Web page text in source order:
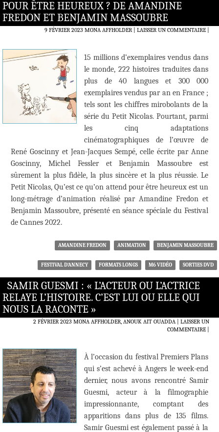
POUR ÊTRE HEUREUX ? DE AMANDINE
FREDON ET BENJAMIN MASSOUBRE
9 FÉVRIER 2023 MONA AFFHOLDER LAISSER UN COMMENTAIRE|
15 millions d’exemplaires vendus dans
le monde, 222 histoires traduites dans
plus de 40 langues et 300 000
exemplaires vendus par an en France ;
tels sont les chiffres mirobolants de la
série du Petit Nicolas. Pourtant, parmi
les cinq adaptations
cinématographiques de l’œuvre de
René Goscinny et Jean-Jacques Sempé, celle écrite par Anne
Goscinny, Michel Fessler et Benjamin Massoubre est
sûrement la plus fidèle, la plus sincère et la plus réussie. Le
Petit Nicolas, Qu’est ce qu’on attend pour être heureux est un
long-métrage d’animation réalisé par Amandine Fredon et
Benjamin Massoubre, présenté en séance spéciale du Festival
de Cannes 2022.
AMANDINE FREDON ANIMATION BENJAMIN MASSOUBRE
FESTIVAL D'ANNECY FORMATS LONGS M6 VIDÉO SORTIES DVD
SAMIR GUESMI : « L’ACTEUR OU L’ACTRICE
RELAYE L’HISTOIRE. C’EST LUI OU ELLE QUI
NOUS LA RACONTE »
2 FÉVRIER 2023 MONA AFFHOLDER, ANOUK AIT OUADDA
LAISSER UN
COMMENTAIRE|
À l’occasion du festival Premiers Plans
qui s’est achevé à Angers le week-end
dernier, nous avons rencontré Samir
Guesmi, acteur à la filmographie
impressionnante, comptant des
apparitions dans plus de 135 films.
Samir Guesmi est également passé à la